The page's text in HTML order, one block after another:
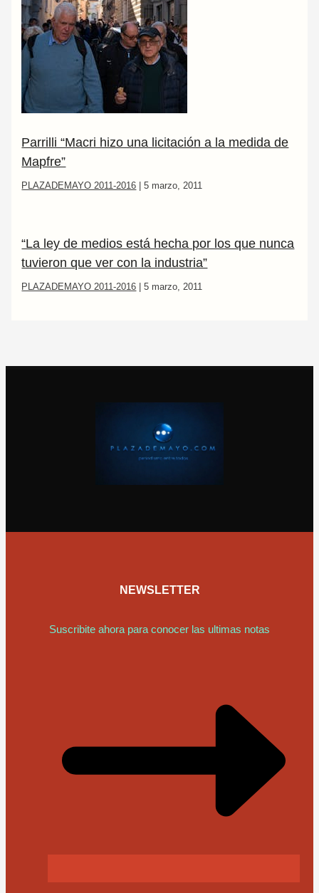
Parrilli “Macri hizo una licitación a la medida de
Mapfre”
PLAZADEMAYO 2011-2016 |5 marzo, 2011
“La ley de medios está hecha por los que nunca
tuvieron que ver con la industria”
PLAZADEMAYO 2011-2016 |5 marzo, 2011
NEWSLETTER
Suscribite ahora para conocer las ultimas notas